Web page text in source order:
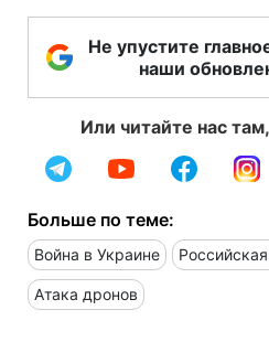
Не упустите
наши
Или читайте нас
Больше по теме:
Война в Украине
Атака дронов